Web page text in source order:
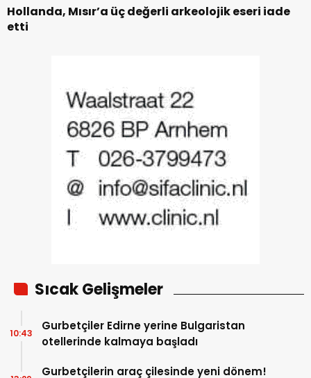
Hollanda, Mısır’a üç değerli arkeolojik eseri iade
etti
Sıcak Gelişmeler
Gurbetçiler Edirne yerine Bulgaristan
otellerinde kalmaya başladı
10:43
Gurbetçilerin araç çilesinde yeni dönem!